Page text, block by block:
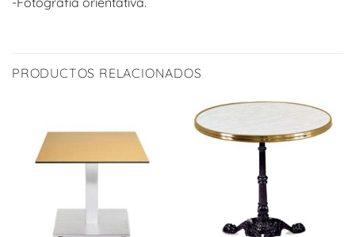
PRODUCTOS RELACIONADOS